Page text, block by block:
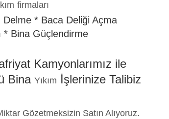
firmaları
* Baca Deliği Açma
Bina Güçlendirme
Kamyonlarımız ile
Bina Yıkım İşlerinize Talibiz
Gözetmeksizin Satın Alıyoruz.